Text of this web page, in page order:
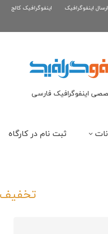
نسل...
ارسال اینفوگرافیک اینفوگرافیک کالج
اینفوگرافیک فارسی
ثبت نام در کارگاه